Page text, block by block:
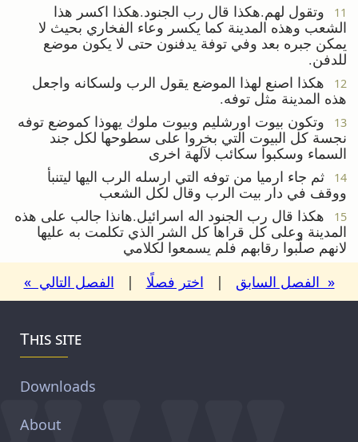
11
وتقول لهم.هكذا قال رب الجنود.هكذا اكسر هذا
الشعب وهذه المدينة كما يكسر وعاء الفخاري بحيث لا
يمكن جبره بعد وفي توفة يدفنون حتى لا يكون موضع
للدفن.
12
هكذا اصنع لهذا الموضع يقول الرب ولسكانه واجعل
هذه المدينة مثل توفه.
13
وتكون بيوت اورشليم وبيوت ملوك يهوذا كموضع توفه
نجسة كل البيوت التي بخروا على سطوحها لكل جند
السماء وسكبوا سكائب لآلهة اخرى
14
ثم جاء ارميا من توفه التي ارسله الرب اليها ليتنبأ
ووقف في دار بيت الرب وقال لكل الشعب
15
هكذا قال رب الجنود اله اسرائيل.هانذا جالب على هذه
المدينة وعلى كل قراها كل الشر الذي تكلمت به عليها
لانهم صلّبوا رقابهم فلم يسمعوا لكلامي
« الفصل السابق | اختر فصلًا | الفصل التالي »
This site
Downloads
About